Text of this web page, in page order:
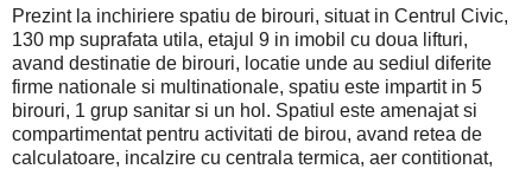
Prezint la inchiriere spatiu de birouri, situat in Centrul Civic,
130 mp suprafata utila, etajul 9 in imobil cu doua lifturi,
avand destinatie de birouri, locatie unde au sediul diferite
firme nationale si multinationale, spatiu este impartit in 5
birouri, 1 grup sanitar si un hol. Spatiul este amenajat si
compartimentat pentru activitati de birou, avand retea de
calculatoare, incalzire cu centrala termica, aer contitionat,